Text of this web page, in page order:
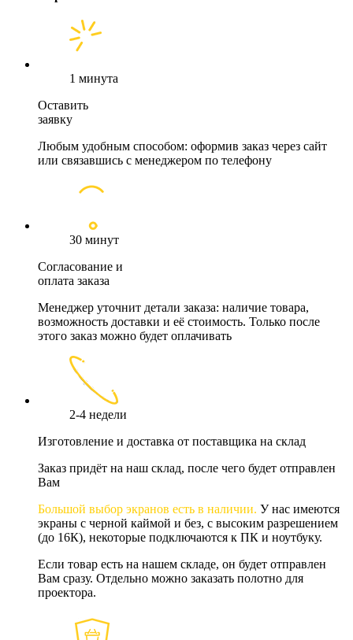
1 минута
Оставить
заявку
Любым удобным способом: оформив заказ через сайт
или связавшись с менеджером по телефону
30 минут
Согласование и
оплата заказа
Менеджер уточнит детали заказа: наличие товара,
возможность доставки и её стоимость. Только после
этого заказ можно будет оплачивать
2-4 недели
Изготовление и доставка от поставщика на склад
Заказ придёт на наш склад, после чего будет отправлен
Вам
Большой выбор экранов есть в наличии. У нас имеются
экраны с черной каймой и без, с высоким разрешением
(до 16К), некоторые подключаются к ПК и ноутбуку.
Если товар есть на нашем складе, он будет отправлен
Вам сразу. Отдельно можно заказать полотно для
проектора.